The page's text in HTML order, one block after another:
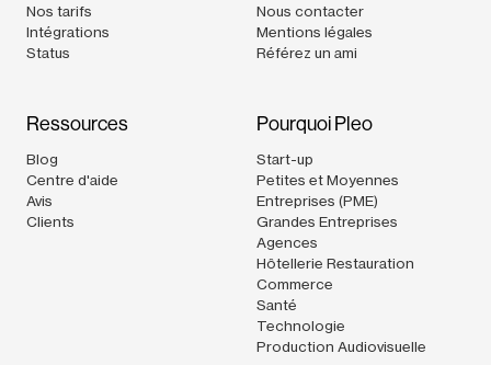
Nos tarifs
Intégrations
Status
Nous contacter
Mentions légales
Référez un ami
Ressources
Blog
Centre d'aide
Avis
Clients
Pourquoi Pleo
Start-up
Petites et Moyennes
Entreprises (PME)
Grandes Entreprises
Agences
Hôtellerie Restauration
Commerce
Santé
Technologie
Production Audiovisuelle